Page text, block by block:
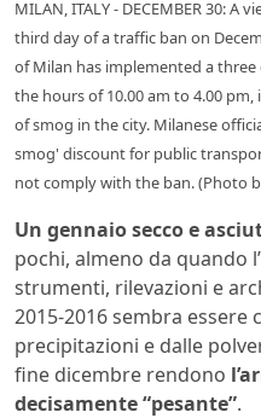
MILAN, ITALY - DECEMBER 30:
third day of a traffic ban on
of Milan has implemented a
the hours of 10.00 am to 4.00
of smog in the city. Milanese
smog' discount for public
not comply with the ban. (Photo
Un gennaio secco e
pochi, almeno da quando
strumenti, rilevazioni e
2015-2016 sembra essere
precipitazioni e dalle
fine dicembre rendono
decisamente “pesante”.